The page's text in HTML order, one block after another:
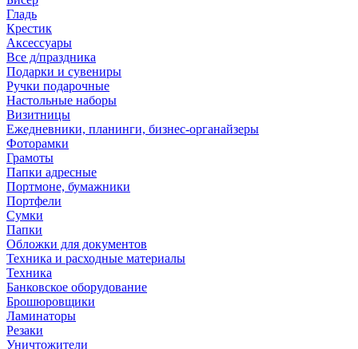
Гладь
Крестик
Аксессуары
Все д/праздника
Подарки и сувениры
Ручки подарочные
Настольные наборы
Визитницы
Ежедневники, планинги, бизнес-органайзеры
Фоторамки
Грамоты
Папки адресные
Портмоне, бумажники
Портфели
Сумки
Папки
Обложки для документов
Техника и расходные материалы
Техника
Банковское оборудование
Брошюровщики
Ламинаторы
Резаки
Уничтожители